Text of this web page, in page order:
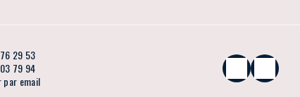
29 53
79 94
par email